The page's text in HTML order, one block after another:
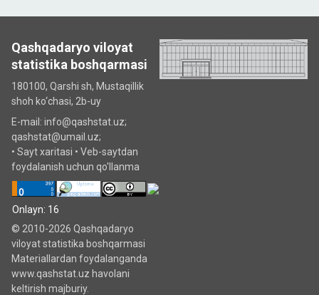
Qashqadaryo viloyat
statistika boshqarmasi
180100, Qarshi sh, Mustаqillik
shoh ko‘chаsi, 2b-uy
E-mail: info@qashstat.uz;
qashstat@umail.uz;
• Sayt xaritasi • Veb-saytdan
foydalanish uchun qo'llanma
Onlayn: 16
© 2010-2026 Qashqadaryo
viloyat statistika boshqarmasi
Materiallardan foydalanganda
www.qashstat.uz havolani
keltirish majburiy.